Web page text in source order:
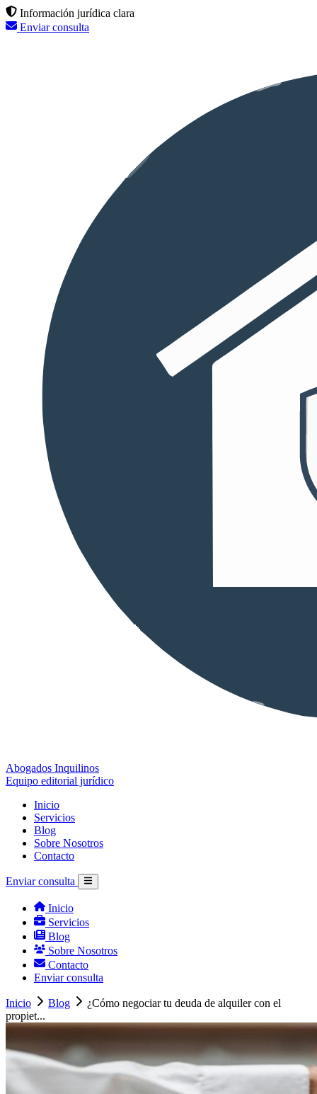
Información jurídica clara
Enviar consulta
Abogados Inquilinos
Equipo editorial jurídico
Inicio
Servicios
Blog
Sobre Nosotros
Contacto
Enviar consulta
Inicio
Servicios
Blog
Sobre Nosotros
Contacto
Enviar consulta
Inicio Blog
¿Cómo negociar tu deuda de alquiler con el
propiet...